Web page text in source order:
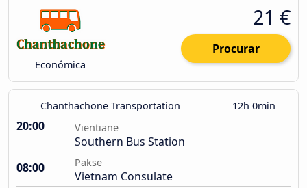
Económica
21 €
Procurar
Chanthachone Transportation 12h 0min
20:00 Vientiane
Southern Bus Station
08:00
Pakse
Vietnam Consulate